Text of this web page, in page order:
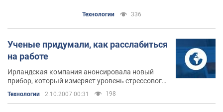
Технологии 336
Ученые придумали, как расслабиться
на работе
Ирландская компания анонсировала новый
прибор, который измеряет уровень стрессового
состояния и помогает побороть его при помощи
расслабляющих игр.
Технологии 2.10.2007 00:31 198